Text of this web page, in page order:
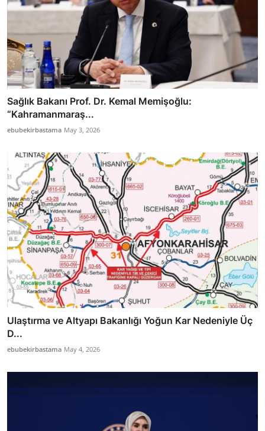
Sağlık Bakanı Prof. Dr. Kemal Memişoğlu:
“Kahramanmaraş...
ebubekirbastama May 3, 2026
Ulaştırma ve Altyapı Bakanlığı Yoğun Kar Nedeniyle Üç
D...
ebubekirbastama May 4, 2026